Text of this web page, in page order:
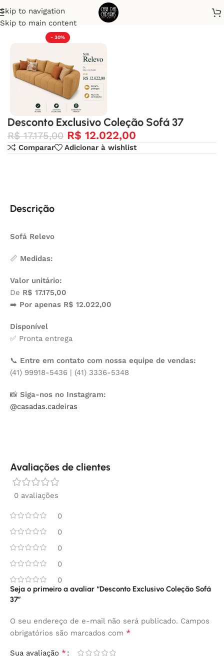
Skip to navigation
Skip to main content
Início Desconto Exclusivo
- 30%
Desconto Exclusivo Coleção Sofá 37
R$17.175,00 R$ 12.022,00
Comparar Adicionar à wishlist
Descrição
Sofá Relevo
📏 Medidas:
Valor unitário:
De R$ 17.175,00
➡️ Por apenas R$ 12.022,00
Disponível
✅ Pronta entrega
📞 Entre em contato com nossa equipe de vendas:
(41) 99918-5436 | (41) 3336-5348
📸 Siga-nos no Instagram:
@casadas.cadeiras
Avaliações de clientes
0 avaliações
0
0
0
0
0
Seja o primeiro a avaliar “Desconto Exclusivo Coleção Sofá
37”
O seu endereço de e-mail não será publicado. Campos
obrigatórios são marcados com *
Sua avaliação *